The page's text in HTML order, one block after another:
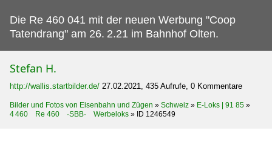
Die Re 460 041 mit der neuen Werbung "Coop
Tatendrang" am 26. 2.21 im Bahnhof Olten.
Stefan H.
http://wallis.startbilder.de/ 27.02.2021, 435 Aufrufe, 0 Kommentare
Bilder und Fotos von Eisenbahn und Zügen » Schweiz » E-Loks | 91 85 »
4 460 Re 460 ·SBB· Werbeloks » ID 1246549